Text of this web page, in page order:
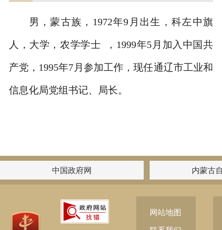
男，蒙古族，1972年9月出生，科左中旗
人，大学，农学学士 ，1999年5月加入中国共
产党，1995年7月参加工作，现任通辽市工业和
信息化局党组书记、局长。
中国政府网 内蒙古
网站地图